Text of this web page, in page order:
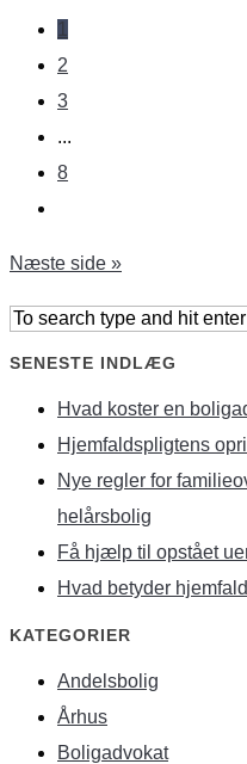
1
2
3
...
8
Næste side »
SENESTE INDLÆG
Hvad koster en
Hjemfaldspligtens
Nye regler for
helårsbolig
Få hjælp til opstået
Hvad betyder
KATEGORIER
Andelsbolig
Århus
Boligadvokat